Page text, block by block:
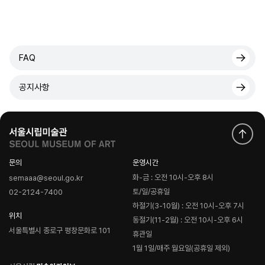
FAQ
공지사항
문의
semaaa@seoul.go.kr
02-2124-7400
위치
서울특별시 종로구 평창문화로 101
운영시간
화-금 : 오전 10시-오후 8시
토/일/공휴일
하절기(3-10월) : 오전 10시-오후 7시
동절기(11-2월) : 오전 10시-오후 6시
휴관일
1월 1일/매주 월요일(공휴일 제외)
로